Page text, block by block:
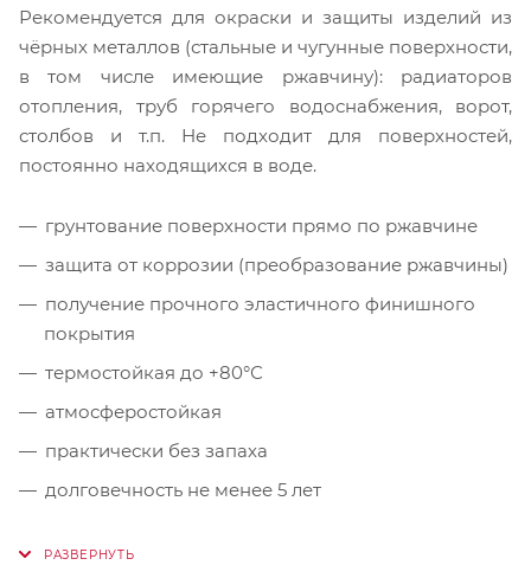
Рекомендуется для окраски и защиты изделий из
чёрных металлов (стальные и чугунные поверхности,
в том числе имеющие ржавчину): радиаторов
отопления, труб горячего водоснабжения, ворот,
столбов и т.п. Не подходит для поверхностей,
постоянно находящихся в воде.
грунтование поверхности прямо по ржавчине
защита от коррозии (преобразование ржавчины)
получение прочного эластичного финишного
покрытия
термостойкая до +80°С
атмосферостойкая
практически без запаха
долговечность не менее 5 лет